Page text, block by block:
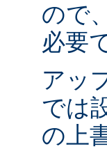
ので
必要
アッ
では
の上